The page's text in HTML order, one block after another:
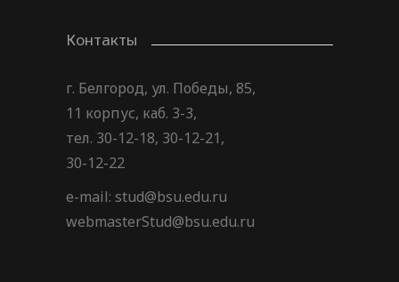
Контакты
г. Белгород, ул. Победы, 85,
11 корпус, каб. 3-3,
тел. 30-12-18, 30-12-21,
30-12-22
e-mail: stud@bsu.edu.ru
webmasterStud@bsu.edu.ru